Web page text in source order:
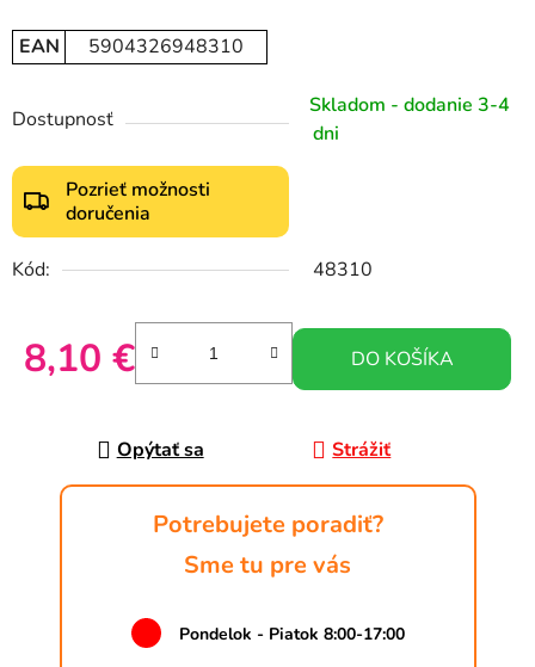
EAN 5904326948310
Dostupnosť
Skladom - dodanie 3-4
dni
Pozrieť možnosti
doručenia
Kód: 48310
8,10 € DO KOŠÍKA
Opýtať sa Strážiť
Potrebujete poradiť?
Sme tu pre vás
Pondelok - Piatok 8:00-17:00